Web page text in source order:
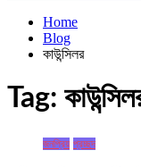
Home
Blog
কাউন্সিলর
Tag:
জনপ্রিয় প্রচ্ছদ